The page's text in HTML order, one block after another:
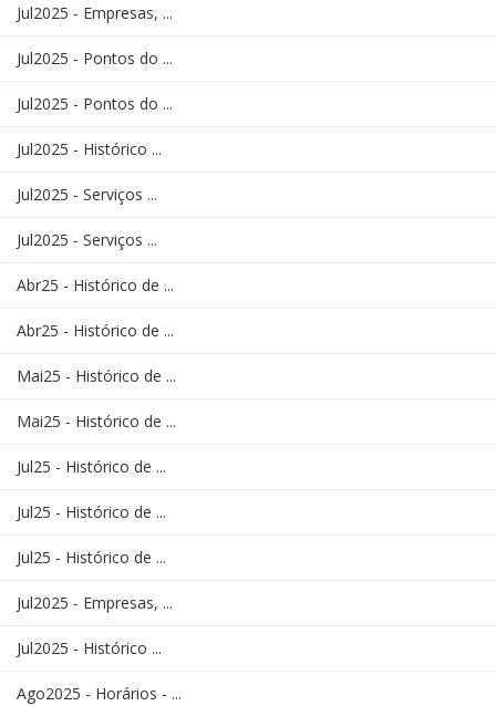
Jul2025 - Empresas, ...
Jul2025 - Pontos do ...
Jul2025 - Pontos do ...
Jul2025 - Histórico ...
Jul2025 - Serviços ...
Jul2025 - Serviços ...
Abr25 - Histórico de ...
Abr25 - Histórico de ...
Mai25 - Histórico de ...
Mai25 - Histórico de ...
Jul25 - Histórico de ...
Jul25 - Histórico de ...
Jul25 - Histórico de ...
Jul2025 - Empresas, ...
Jul2025 - Histórico ...
Ago2025 - Horários - ...